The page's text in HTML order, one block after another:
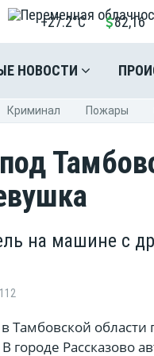
+27.2°C 82,16
НОВОСТИ
Криминал Пожары
на машине с
области
городе Рассказово